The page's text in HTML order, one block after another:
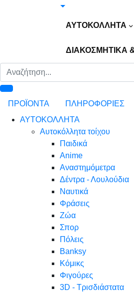
ΑΥΤΟΚΟΛΛΗΤΑ
ΔΙΑΚΟΣΜΗΤΙΚΑ
ΠΡΟΪΟΝΤΑ
ΠΛΗΡΟΦΟΡΙΕΣ
ΑΥΤΟΚΟΛΛΗΤΑ
Αυτοκόλλητα τοίχου
Παιδικά
Anime
Αναστημόμετρα
Δέντρα - Λουλούδια
Ναυτικά
Φράσεις
Ζώα
Σπορ
Πόλεις
Banksy
Κόμικς
Φιγούρες
3D - Τρισδιάστατα